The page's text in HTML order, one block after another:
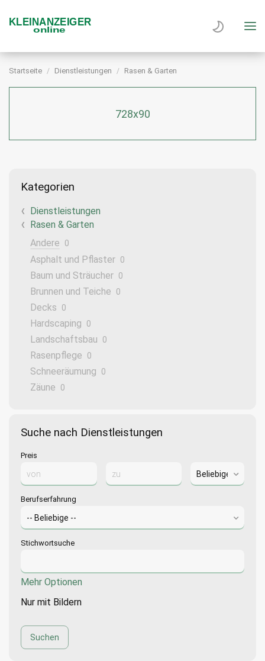
Startseite Dienstleistungen Rasen & Garten
728x90
Kategorien
Dienstleistungen
Rasen & Garten
Andere
0
Asphalt und Pflaster 0
Baum und Sträucher 0
Brunnen und Teiche 0
Decks 0
Hardscaping 0
Landschaftsbau 0
Rasenpflege 0
Schneeräumung 0
Zäune 0
Suche nach Dienstleistungen
Preis
Berufserfahrung
Stichwortsuche
Mehr Optionen
Nur mit Bildern